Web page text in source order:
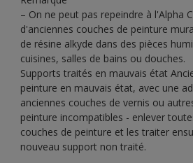
– On ne peut pas repeindre à l'Alpha
d'anciennes couches de peinture
de résine alkyde dans des pièces
cuisines, salles de bains ou douches.
Supports traités en mauvais état
peinture en mauvais état, avec une
anciennes couches de vernis ou
peinture incompatibles - enlever
couches de peinture et les traiter
nouveau support non traité.